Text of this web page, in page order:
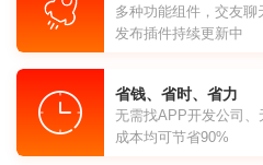
多种功能组件，交友
发布插件持续更新中
省钱、省时、省力
无需找APP开发公司
成本均可节省90%